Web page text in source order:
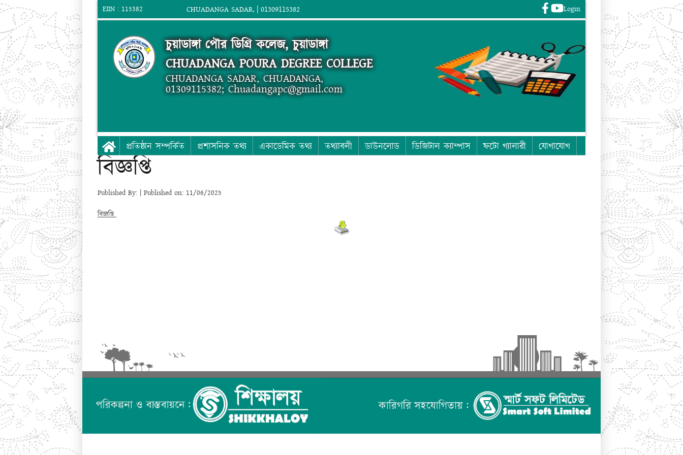
EIIN : 115382 CHUADANGA SADAR, | 01309115382 Login
চুয়াডাঙ্গা পৌর ডিগ্রি কলেজ, চুয়াডাঙ্গা
CHUADANGA POURA DEGREE COLLEGE
CHUADANGA SADAR, CHUADANGA,
01309115382; Chuadangapc@gmail.com
প্রতিষ্ঠান সম্পর্কিত প্রশাসনিক তথ্য একাডেমিক তথ্য তথ্যাবলী ডাউনলোড ডিজিটাল ক্যাম্পাস ফটো গ্যালারী যোগাযোগ
বিজ্ঞপ্তি
Published By: | Published on: 11/06/2025
বিজ্ঞপ্তি